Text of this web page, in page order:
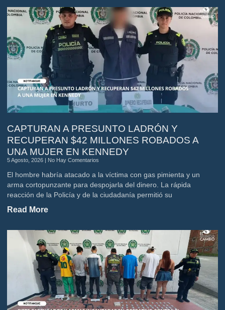
CAPTURAN A PRESUNTO LADRÓN Y
RECUPERAN $42 MILLONES ROBADOS A
UNA MUJER EN KENNEDY
5 Agosto, 2026 No Hay Comentarios
El hombre habría atacado a la víctima con gas pimienta y un
arma cortopunzante para despojarla del dinero. La rápida
reacción de la Policía y de la ciudadanía permitió su
Read More